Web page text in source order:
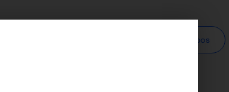
À propos